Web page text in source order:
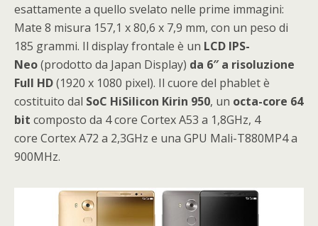
esattamente a quello svelato nelle prime immagini:
Mate 8 misura 157,1 x 80,6 x 7,9 mm, con un peso di
185 grammi. Il display frontale è un LCD IPS-
Neo(prodotto da Japan Display) da 6″ a risoluzione
Full HD(1920 x 1080 pixel). Il cuore del phablet è
costituito dal SoC HiSilicon Kirin 950, un octa-core 64
bit composto da 4 core Cortex A53 a 1,8GHz, 4
core Cortex A72 a 2,3GHz e una GPU Mali-T880MP4 a
900MHz.